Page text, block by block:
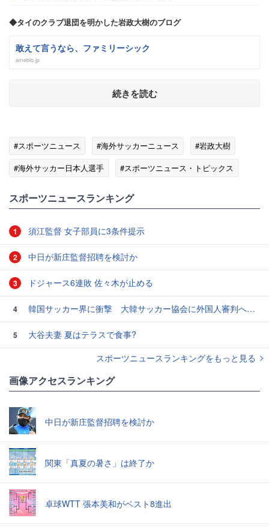
◆タイのクラブ退団を明かした岩政大樹のブログ
敢えて言うなら、ファミリーシック
ameblo.jp
続きを読む
#スポーツニュース #海外サッカーニュース
#岩政大樹
#海外サッカー日本人選手
#スポーツニュース・トピックス
スポーツニュースランキング
1 須江監督 女子部員に3条件提示
2 中日が新庄監督招聘を検討か
3 ドジャース6連敗 佐々木が止める
4 韓国サッカー界に衝撃 大韓サッカー協会に外国人審判への“性的接待”疑惑 韓国メディアが報道
5
大谷夫妻 夏はテラスで食事?
スポーツニュースランキングをもっと見る
画像アクセスランキング
中日が新庄監督招聘を検討か
関東「真夏の暑さ」は終了か
卓球WTT 張本美和がベスト8進出